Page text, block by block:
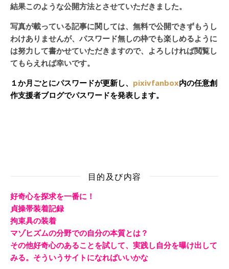
結果このような公開方法とさせていただきました。
写真が載っている記事に関しては、無料で公開できずもうし
わけありませんが、パスワード無しの枠でも楽しめるように
は努力して書かせていただきますので、よろしければ閲覧し
てもらえれば幸いです。
１か月ごとにパスワードが更新し、 pixivfanbox内の任意創
作支援者ブログでパスワードを発表します。
目的及び内容
好奇心を探求を一番に！
貞操帯装着記録
拘束具の装着
マゾヒズムの分野での自分の本質とは？
その他好奇心のあることを試して、実践し自分を曝け出して
みる。そういうサイトになればいいかな